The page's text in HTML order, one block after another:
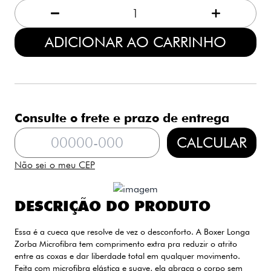
ADICIONAR AO CARRINHO
Consulte o frete e prazo de entrega
CALCULAR
Não sei o meu CEP
DESCRIÇÃO DO PRODUTO
Essa é a cueca que resolve de vez o desconforto. A Boxer Longa
Zorba Microfibra tem comprimento extra pra reduzir o atrito
entre as coxas e dar liberdade total em qualquer movimento.
Feita com microfibra elástica e suave, ela abraça o corpo sem